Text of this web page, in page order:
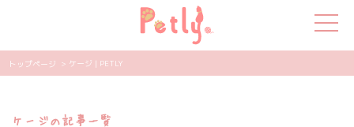
トップページ > ケージ | PETLY
ケージの記事一覧